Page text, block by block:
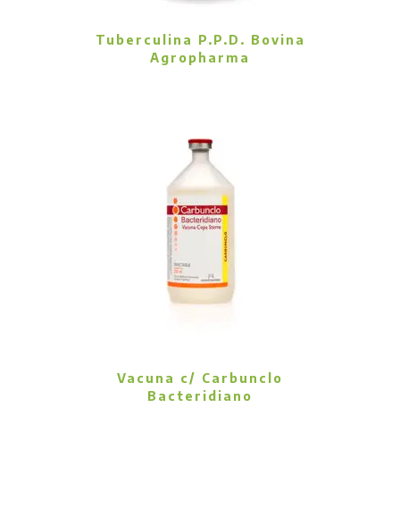
Tuberculina P.P.D. Bovina
Agropharma
Vacuna c/ Carbunclo
Bacteridiano